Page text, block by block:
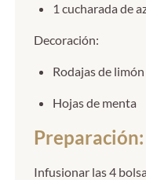
1 cucharada de
Decoración:
Rodajas de limón
Hojas de menta
Preparación:
Infusionar las 4